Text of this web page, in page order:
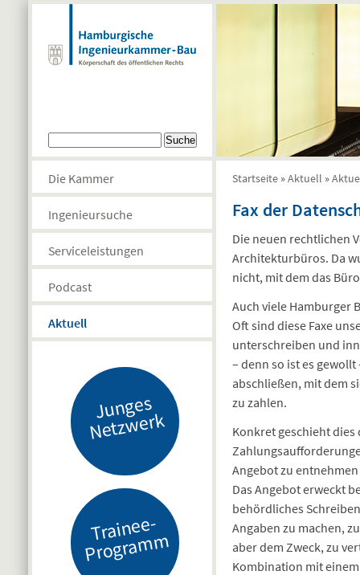
Direkt zum Inhalt
Suchformular
Die Kammer
Ingenieursuche
Serviceleistungen
Podcast
Aktuell
J
u
n
g
es
N
etz
w
er
k
Tr
ai
n
e
e-
Pr
o
gr
a
m
m
Sie sind hier
Startseite »Aktuell »
Fax der
Die neuen rechtlichen
Architekturbüros. Da
nicht, mit dem das
Auch viele Hamburger
Oft sind diese Faxe
unterschreiben und
– denn so ist es
abschließen, mit dem
zu zahlen.
Konkret geschieht
Angebot zu
Das Angebot erweckt
behördliches
Angaben zu machen,
aber dem Zweck, zu
Kombination mit